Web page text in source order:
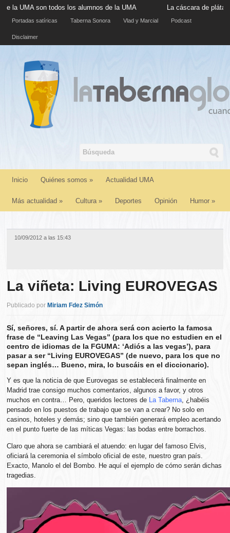
son todos los alumnos de la UMA La cáscara de plátano
Portadas satíricas Taberna Sonora Vlad y Marcial Podcast
Disclaimer
Inicio Quiénes somos » Actualidad UMA
Más actualidad » Cultura» Deportes Opinión Humor »
10/09/2012 a las 15:43
La viñeta: Living EUROVEGAS
Publicado por Miriam Fdez Simón
Sí, señores, sí. A partir de ahora será con acierto la famosa
frase de “Leaving Las Vegas” (para los que no estudien en el
centro de idiomas de la FGUMA: ‘Adiós a las vegas’), para
pasar a ser “Living EUROVEGAS” (de nuevo, para los que no
sepan inglés… Bueno, mira, lo buscáis en el diccionario).
Y es que la noticia de que Eurovegas se establecerá finalmente en
Madrid trae consigo muchos comentarios, algunos a favor, y otros
muchos en contra… Pero, queridos lectores de La Taberna, ¿habéis
pensado en los puestos de trabajo que se van a crear? No solo en
casinos, hoteles y demás; sino que también generará empleo acertando
en el punto fuerte de las míticas Vegas: las bodas entre borrachos.
Claro que ahora se cambiará el atuendo: en lugar del famoso Elvis,
oficiará la ceremonia el símbolo oficial de este, nuestro gran país.
Exacto, Manolo el del Bombo. He aquí el ejemplo de cómo serán dichas
tragedias.